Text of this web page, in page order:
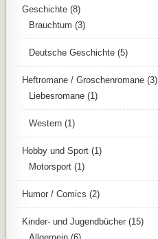
Geschichte (8)
Brauchtum (3)
Deutsche Geschichte (5)
Heftromane / Groschenromane (3)
Liebesromane (1)
Western (1)
Hobby und Sport (1)
Motorsport (1)
Humor / Comics (2)
Kinder- und Jugendbücher (15)